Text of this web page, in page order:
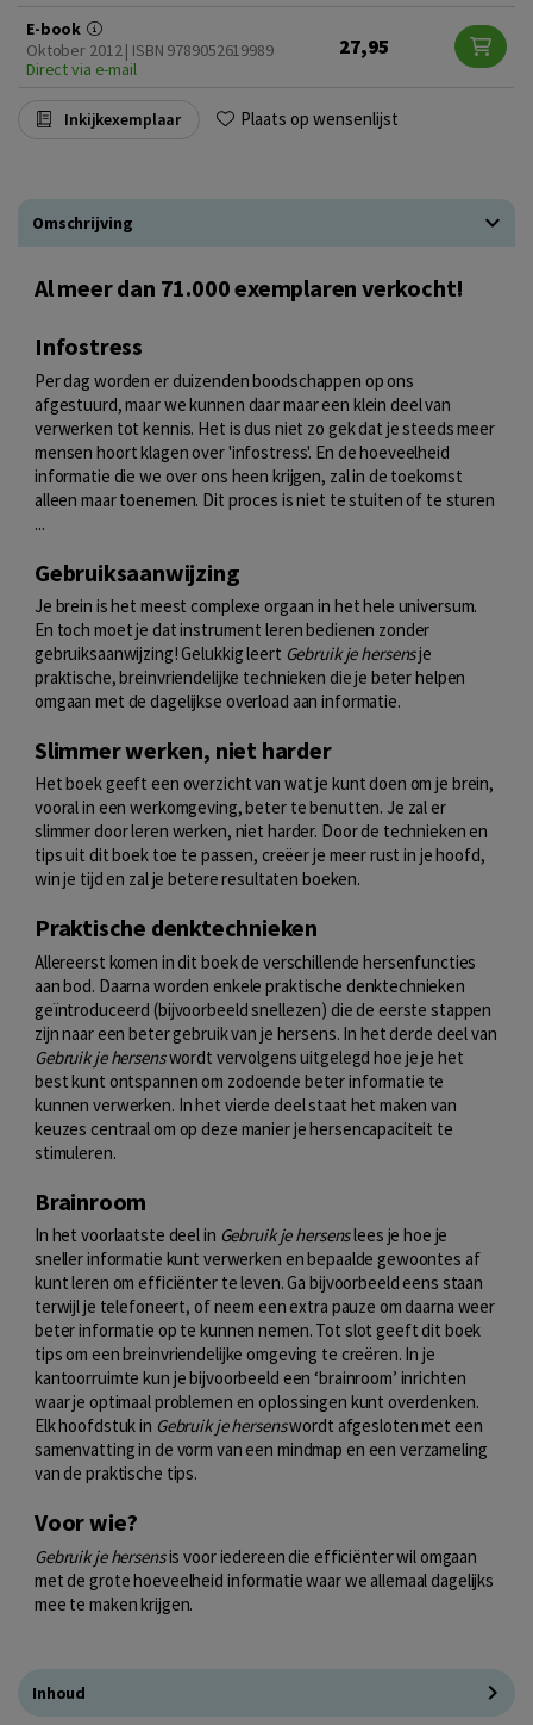
E-book
Oktober 2012 | ISBN 9789052619989
Direct via e-mail
27,95
Inkijkexemplaar Plaats op wensenlijst
Omschrijving
Al meer dan 71.000 exemplaren verkocht!
Infostress
Per dag worden er duizenden boodschappen op ons
afgestuurd, maar we kunnen daar maar een klein deel van
verwerken tot kennis. Het is dus niet zo gek dat je steeds meer
mensen hoort klagen over 'infostress'. En de hoeveelheid
informatie die we over ons heen krijgen, zal in de toekomst
alleen maar toenemen. Dit proces is niet te stuiten of te sturen
...
Gebruiksaanwijzing
Je brein is het meest complexe orgaan in het hele universum.
En toch moet je dat instrument leren bedienen zonder
gebruiksaanwijzing! Gelukkig leert Gebruik je hersensje
praktische, breinvriendelijke technieken die je beter helpen
omgaan met de dagelijkse overload aan informatie.
Slimmer werken, niet harder
Het boek geeft een overzicht van wat je kunt doen om je brein,
vooral in een werkomgeving, beter te benutten. Je zal er
slimmer door leren werken, niet harder. Door de technieken en
tips uit dit boek toe te passen, creëer je meer rust in je hoofd,
win je tijd en zal je betere resultaten boeken.
Praktische denktechnieken
Allereerst komen in dit boek de verschillende hersenfuncties
aan bod. Daarna worden enkele praktische denktechnieken
geïntroduceerd (bijvoorbeeld snellezen) die de eerste stappen
zijn naar een beter gebruik van je hersens. In het derde deel van
Gebruik je hersenswordt vervolgens uitgelegd hoe je je het
best kunt ontspannen om zodoende beter informatie te
kunnen verwerken. In het vierde deel staat het maken van
keuzes centraal om op deze manier je hersencapaciteit te
stimuleren.
Brainroom
In het voorlaatste deel in Gebruik je hersenslees je hoe je
sneller informatie kunt verwerken en bepaalde gewoontes af
kunt leren om efficiënter te leven. Ga bijvoorbeeld eens staan
terwijl je telefoneert, of neem een extra pauze om daarna weer
beter informatie op te kunnen nemen. Tot slot geeft dit boek
tips om een breinvriendelijke omgeving te creëren. In je
kantoorruimte kun je bijvoorbeeld een ‘brainroom’ inrichten
waar je optimaal problemen en oplossingen kunt overdenken.
Elk hoofdstuk in Gebruik je hersenswordt afgesloten met een
samenvatting in de vorm van een mindmap en een verzameling
van de praktische tips.
Voor wie?
Gebruik je hersensis voor iedereen die efficiënter wil omgaan
met de grote hoeveelheid informatie waar we allemaal dagelijks
mee te maken krijgen.
Inhoud